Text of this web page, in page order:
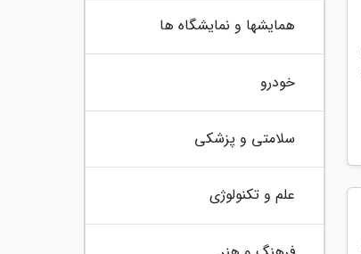
همایشها و نمایشگاه ها
خودرو
سلامتی و پزشکی
علم و تکنولوژی